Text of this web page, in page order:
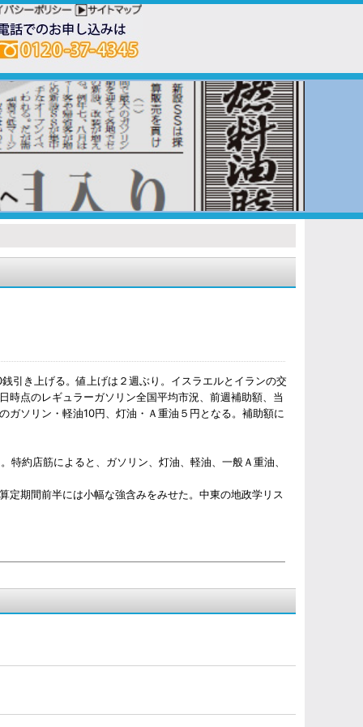
引き上げる。値上げは２週ぶり。イスラエルとイランの交
時点のレギュラーガソリン全国平均市況、前週補助額、当
ガソリン・軽油10円、灯油・Ａ重油５円となる。補助額に
約店筋によると、ガソリン、灯油、軽油、一般Ａ重油、
期間前半には小幅な強含みをみせた。中東の地政学リス